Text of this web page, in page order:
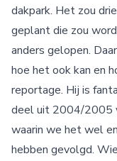
dakpark. Het zou
geplant die zou
anders gelopen.
hoe het ook kan en
reportage. Hij is
deel uit 2004/2005
waarin we het wel
hebben gevolgd.